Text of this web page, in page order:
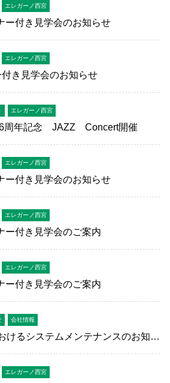
エレガーノ西宮
ー付き見学会のお知らせ
エレガーノ西宮
き見学会のお知らせ
エレガーノ西宮
6周年記念 JAZZ Concert開催
エレガーノ西宮
ー付き見学会のお知らせ
エレガーノ西宮
ー付き見学会のご案内
エレガーノ西宮
ー付き見学会のご案内
会社情報
けるシステムメンテナンスのお知ら
エレガーノ西宮